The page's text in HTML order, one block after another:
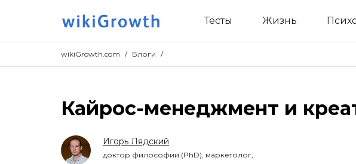
Тесты Жизнь
wikiGrowth.com / Блоги /
Кайрос-менеджмент и
Игорь Лядский
доктор философии (PhD), маркетолог,